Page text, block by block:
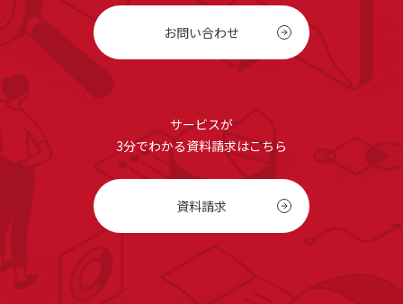
お問い合わせ
サービスが
3分でわかる資料請求はこちら
資料請求